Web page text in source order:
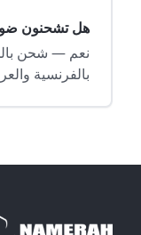
هل تشحنون
بالفرنسية